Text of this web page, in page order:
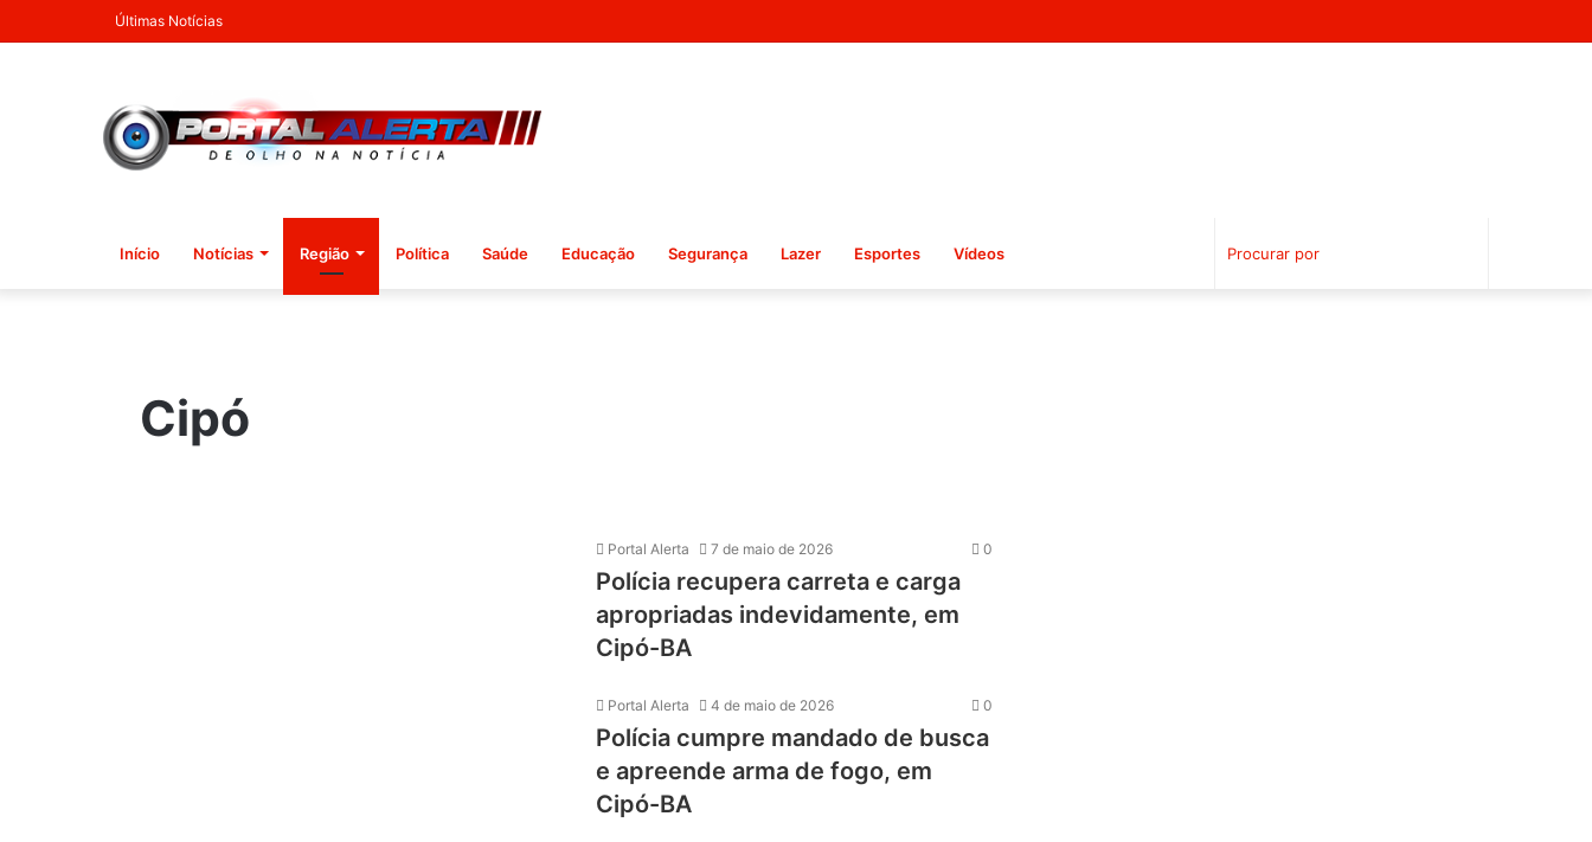
Últimas Notícias
Início Notícias Região Política Saúde Educação Segurança Lazer Esportes Vídeos Instagram
Cipó
Portal Alerta 7 de maio de 2026 0
Polícia recupera carreta e carga
apropriadas indevidamente, em
Cipó-BA
Portal Alerta 4 de maio de 2026 0
Polícia cumpre mandado de busca
e apreende arma de fogo, em
Cipó-BA